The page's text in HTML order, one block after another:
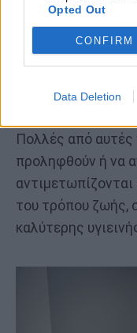
Opted Out
CONFIRM
Data Deletion
Αναπνευστικό:
Χρόνια
Ενδοκρινικό:
μεταβολικό
Πολλές από αυτές
προληφθούν ή να
του τρόπου ζωής,
καλύτερης